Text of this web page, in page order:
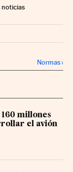
noticias
Normas›
millones
el avión